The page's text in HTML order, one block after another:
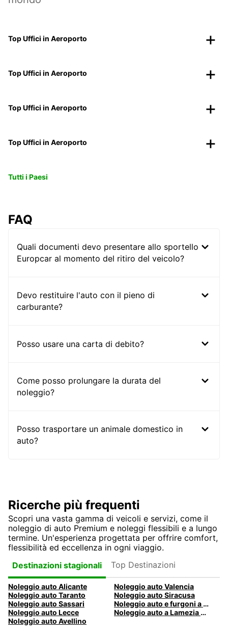
Top Uffici in Aeroporto
Top Uffici in Aeroporto
Top Uffici in Aeroporto
Top Uffici in Aeroporto
Tutti i Paesi
FAQ
Quali documenti devo presentare allo sportello
Europcar al momento del ritiro del veicolo?
Devo restituire l'auto con il pieno di
carburante?
Posso usare una carta di debito?
Come posso prolungare la durata del
noleggio?
Posso trasportare un animale domestico in
auto?
Ricerche più frequenti
Scopri una vasta gamma di veicoli e servizi, come il
noleggio di auto Premium e noleggi flessibili e a lungo
termine. Un'esperienza progettata per offrire comfort,
flessibilità ed eccellenza in ogni viaggio.
Destinazioni stagionali
Top Destinazioni
Noleggio auto Alicante
Noleggio auto Valencia
Noleggio auto Taranto
Noleggio auto Siracusa
Noleggio auto Sassari
Noleggio auto e furgoni a Pescara
Noleggio auto Lecce
Noleggio auto a Lamezia Terme, Italia
Noleggio auto Avellino